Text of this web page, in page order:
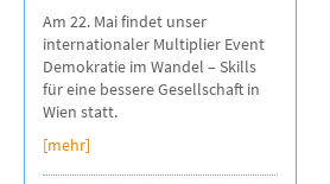
Am 22. Mai findet unser
internationaler Multiplier Event
Demokratie im Wandel – Skills
für eine bessere Gesellschaft in
Wien statt.
[mehr]